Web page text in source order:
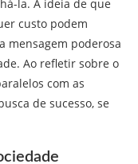
la. A ideia de que
custo podem
mensagem poderosa
Ao refletir sobre o
com as
de sucesso, se